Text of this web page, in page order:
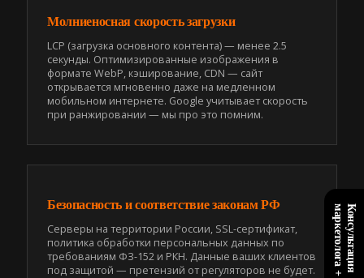
Молниеносная скорость загрузки
LCP (загрузка основного контента) — менее 2.5
секунды. Оптимизированные изображения в
формате WebP, кэширование, CDN — сайт
открывается мгновенно даже на медленном
мобильном интернете. Google учитывает скорость
при ранжировании — мы про это помним.
Безопасность и соответствие законам РФ
Серверы на территории России, SSL-сертификат,
политика обработки персональных данных по
требованиям ФЗ-152 и РКН. Данные ваших клиентов
под защитой — претензий от регуляторов не будет.
К
о
н
с
у
л
ь
т
а
ц
и
я
м
а
р
к
е
т
о
л
о
г
а
+